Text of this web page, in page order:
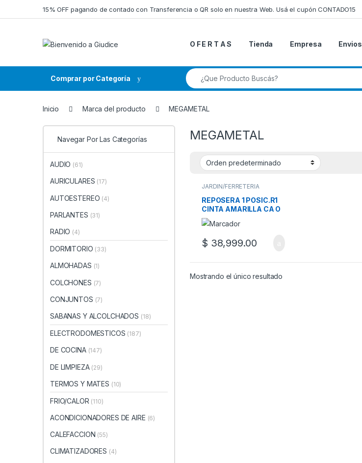
15% OFF pagando de contado con Transferencia o QR solo en nuestra Web. Usá el cupón CONTADO15
O F E R T A S Tienda Empresa Envios
Comprar por Categoría
Búsqueda de:
Inicio Marca del producto MEGAMETAL
MEGAMETAL
JARDIN/FERRETERIA
REPOSERA 1 POSIC.R1
CINTA AMARILLA CA O
PINTADO
$ 38,999.00
Mostrando el único resultado
Navegar Por Las Categorías
AUDIO (61)
AURICULARES (17)
AUTOESTEREO (4)
PARLANTES (31)
RADIO (4)
DORMITORIO (33)
ALMOHADAS (1)
COLCHONES (7)
CONJUNTOS (7)
SABANAS Y ALCOLCHADOS (18)
ELECTRODOMESTICOS (187)
DE COCINA (147)
DE LIMPIEZA (29)
TERMOS Y MATES (10)
FRIO/CALOR (110)
ACONDICIONADORES DE AIRE (6)
CALEFACCION (55)
CLIMATIZADORES (4)